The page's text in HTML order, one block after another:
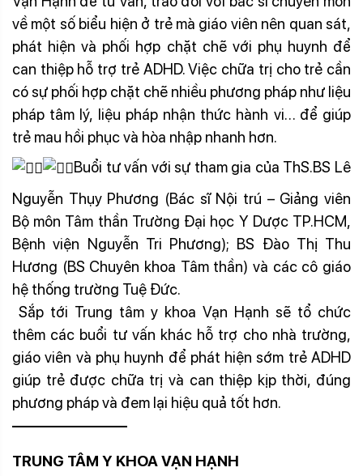
về một số biểu hiện ở trẻ mà giáo viên nên quan sát,
phát hiện và phối hợp chặt chẽ với phụ huynh để
can thiệp hỗ trợ trẻ ADHD. Việc chữa trị cho trẻ cần
có sự phối hợp chặt chẽ nhiều phương pháp như liệu
pháp tâm lý, liệu pháp nhận thức hành vi… để giúp
trẻ mau hồi phục và hòa nhập nhanh hơn.
Buổi tư vấn với sự tham gia của ThS.BS Lê
Nguyễn Thụy Phương (Bác sĩ Nội trú – Giảng viên
Bộ môn Tâm thần Trường Đại học Y Dược TP.HCM,
Bệnh viện Nguyễn Tri Phương); BS Đào Thị Thu
Hương (BS Chuyên khoa Tâm thần) và các cô giáo
hệ thống trường Tuệ Đức.
Sắp tới Trung tâm y khoa Vạn Hạnh sẽ tổ chức
thêm các buổi tư vấn khác hỗ trợ cho nhà trường,
giáo viên và phụ huynh để phát hiện sớm trẻ ADHD
giúp trẻ được chữa trị và can thiệp kịp thời, đúng
phương pháp và đem lại hiệu quả tốt hơn.
———————–
TRUNG TÂM Y KHOA VẠN HẠNH